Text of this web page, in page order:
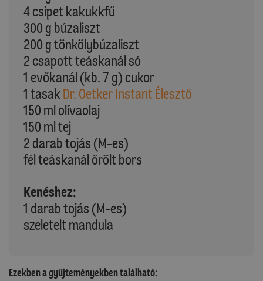
4 csipet kakukkfű
300 g búzaliszt
200 g tönkölybúzaliszt
2 csapott teáskanál só
1 evőkanál (kb. 7 g) cukor
1 tasak Dr. Oetker Instant Élesztő
150 ml olívaolaj
150 ml tej
2 darab tojás (M-es)
fél teáskanál őrölt bors
Kenéshez:
1 darab tojás (M-es)
szeletelt mandula
Ezekben a gyűjteményekben található: